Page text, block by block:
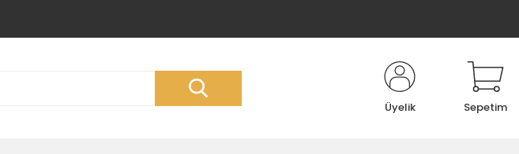
Üyelik Sepetim